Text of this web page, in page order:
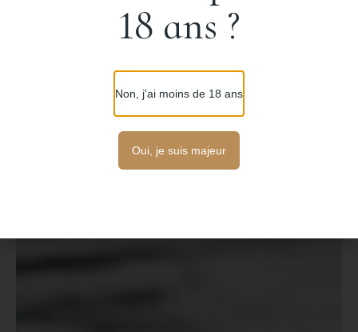
18 ans ?
Non, j'ai moins de 18 ans
Oui, je suis majeur